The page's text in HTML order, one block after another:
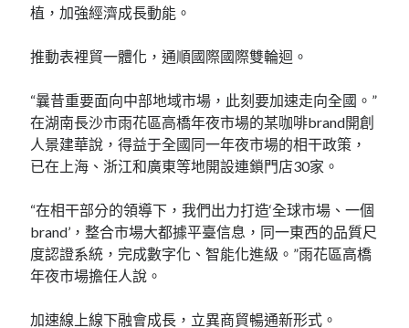
植，加強經濟成長動能。
推動表裡貿一體化，通順國際國際雙輪迴。
“曩昔重要面向中部地域市場，此刻要加速走向全國。”
在湖南長沙市雨花區高橋年夜市場的某咖啡brand開創
人景建華說，得益于全國同一年夜市場的相干政策，
已在上海、浙江和廣東等地開設連鎖門店30家。
“在相干部分的領導下，我們出力打造‘全球市場、一個
brand’，整合市場大都據平臺信息，同一東西的品質尺
度認證系統，完成數字化、智能化進級。”雨花區高橋
年夜市場擔任人說。
加速線上線下融會成長，立異商貿暢通新形式。